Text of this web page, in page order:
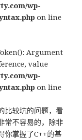
wp-
on line
Argument
value
wp-
on line
比较坑的问题，看
常不容易的，除非
你掌握了C++的基